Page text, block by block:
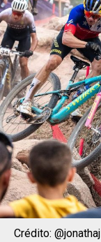
Crédito: @jonathaj